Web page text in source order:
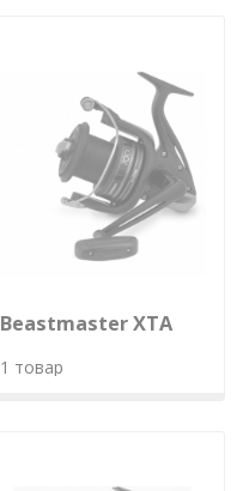
Beastmaster XTA
1 товар